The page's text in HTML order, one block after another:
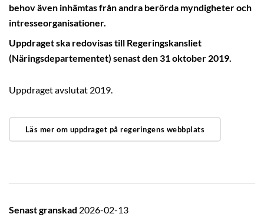
behov även inhämtas från andra berörda myndigheter och
intresseorganisationer.
Uppdraget ska redovisas till Regeringskansliet
(Näringsdepartementet) senast den 31 oktober 2019.
Uppdraget avslutat 2019.
Läs mer om uppdraget på regeringens webbplats
Senast granskad 2026-02-13